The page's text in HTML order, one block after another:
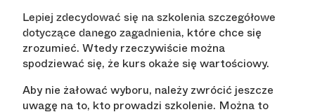
Lepiej zdecydować się na szkolenia szczegółowe
dotyczące danego zagadnienia, które chce się
zrozumieć. Wtedy rzeczywiście można
spodziewać się, że kurs okaże się wartościowy.
Aby nie żałować wyboru, należy zwrócić jeszcze
uwagę na to, kto prowadzi szkolenie. Można to